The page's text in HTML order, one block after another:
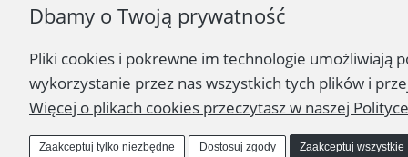
Koszty, sposoby i ograniczenia dostawy
Regulamin
Zasady zakupów
Ciekawe strony
Dbamy o Twoją prywatność
Pliki cookies i pokrewne im technologie umożliwiają
wykorzystanie przez nas wszystkich tych plików i
Więcej o plikach cookies przeczytasz w naszej
Zaakceptuj tylko niezbędne Dostosuj zgody Zaakceptuj wszystkie